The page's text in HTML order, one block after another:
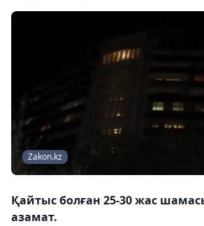
Zakon.kz
Қайтыс болған 25-30 жас
азамат.